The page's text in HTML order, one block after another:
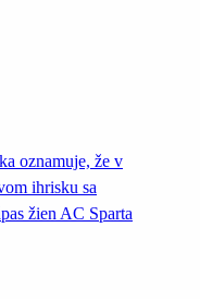
oznamuje, že v
ihrisku sa
žien AC Sparta